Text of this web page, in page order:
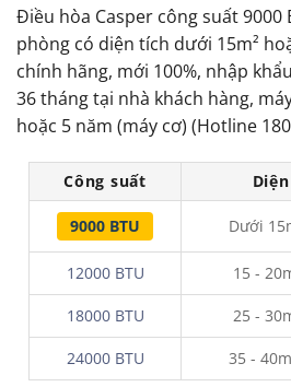
Điều hòa Casper công suất 9000
phòng có diện tích dưới 15m²
chính hãng, mới 100%, nhập
36 tháng tại nhà khách hàng,
hoặc 5 năm (máy cơ) (Hotline
Công suất
9000 BTU Dưới
12000 BTU 15 -
18000 BTU 25 -
24000 BTU 35 -